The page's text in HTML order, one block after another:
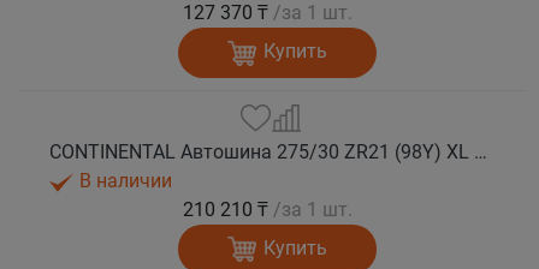
127 370 ₸ /за 1 шт.
Купить
CONTINENTAL Автошина 275/30 ZR21 (98Y) XL FR ContiSportContact 5P RO1 лето
В наличии
210 210 ₸ /за 1 шт.
Купить